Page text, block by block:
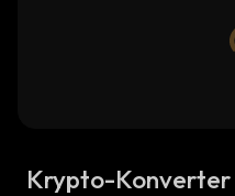
Krypto-Konverter